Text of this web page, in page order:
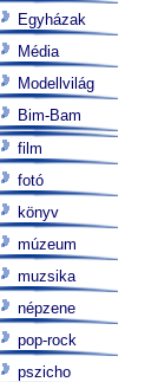
Egyházak
Média
Modellvilág
Bim-Bam
film
fotó
könyv
múzeum
muzsika
népzene
pop-rock
pszicho